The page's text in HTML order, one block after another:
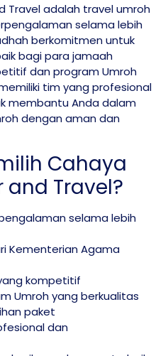
Traveladalah travel umroh
selama lebih
berkomitmen untuk
bagi para jamaah
dan program Umroh
tim yang profesional
membantu Anda dalam
dengan aman dan
Cahaya
and Travel?
selama lebih
Kementerian Agama
kompetitif
Umroh yang berkualitas
paket
dan